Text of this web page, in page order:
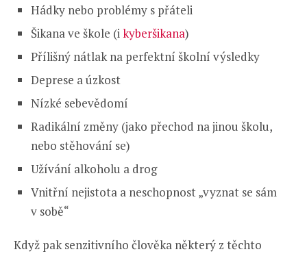
Hádky nebo problémy s přáteli
Šikana ve škole (ikyberšikana)
Přílišný nátlak na perfektní školní výsledky
Deprese a úzkost
Nízké sebevědomí
Radikální změny (jako přechod na jinou školu,
nebo stěhování se)
Užívání alkoholu a drog
Vnitřní nejistota a neschopnost „vyznat se sám
v sobě“
Když pak senzitivního člověka některý z těchto